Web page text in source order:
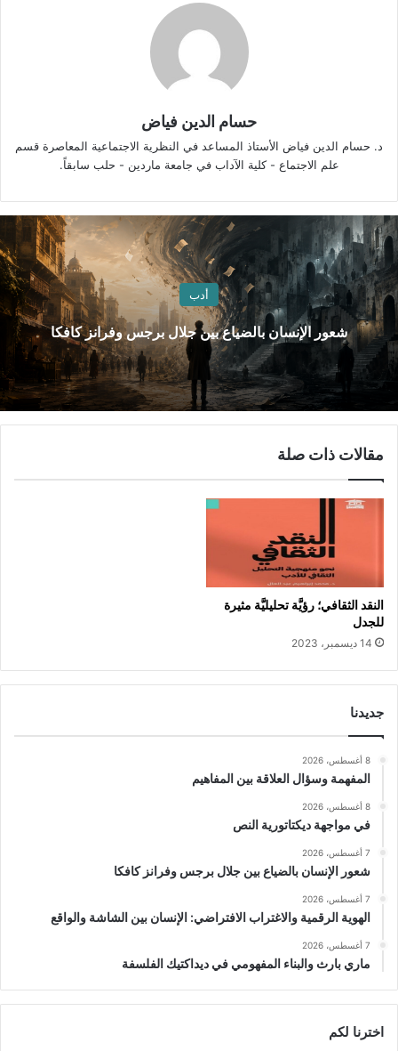
حسام الدين فياض
د. حسام الدين فياض الأستاذ المساعد في النظرية الاجتماعية المعاصرة قسم
علم الاجتماع - كلية الآداب في جامعة ماردين - حلب سابقاً.
أدب
شعور الإنسان بالضياع بين جلال برجس وفرانز كافكا
مقالات ذات صلة
النقد الثقافي؛ رؤيَّة تحليليَّة مثيرة
للجدل
14 ديسمبر، 2023
جديدنا
8 أغسطس، 2026
المفهمة وسؤال العلاقة بين المفاهيم
8 أغسطس، 2026
في مواجهة ديكتاتورية النص
7 أغسطس، 2026
شعور الإنسان بالضياع بين جلال برجس وفرانز كافكا
7 أغسطس، 2026
الهوية الرقمية والاغتراب الافتراضي: الإنسان بين الشاشة والواقع
7 أغسطس، 2026
ماري بارث والبناء المفهومي في ديداكتيك الفلسفة
اخترنا لكم